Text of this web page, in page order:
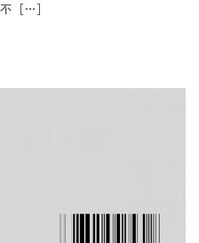
不 […]